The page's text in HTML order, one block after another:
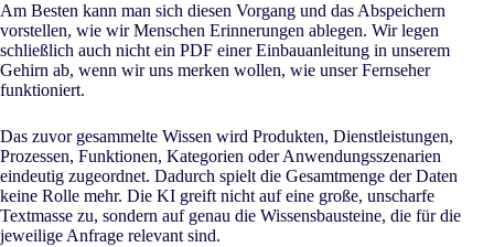
Am Besten kann man sich diesen Vorgang und das Abspeichern
vorstellen, wie wir Menschen Erinnerungen ablegen. Wir legen
schließlich auch nicht ein PDF einer Einbauanleitung in unserem
Gehirn ab, wenn wir uns merken wollen, wie unser Fernseher
funktioniert.
Das zuvor gesammelte Wissen wird Produkten, Dienstleistungen,
Prozessen, Funktionen, Kategorien oder Anwendungsszenarien
eindeutig zugeordnet. Dadurch spielt die Gesamtmenge der Daten
keine Rolle mehr. Die KI greift nicht auf eine große, unscharfe
Textmasse zu, sondern auf genau die Wissensbausteine, die für die
jeweilige Anfrage relevant sind.